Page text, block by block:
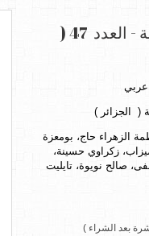
المجلة العربية للعلوم النفسية - العدد 47 (
عربي
( الجزائر )
الزهراء حاج، بومعزة
زكراوي حسينة،
صالح نويوة، تايليت
بعد الشراء )